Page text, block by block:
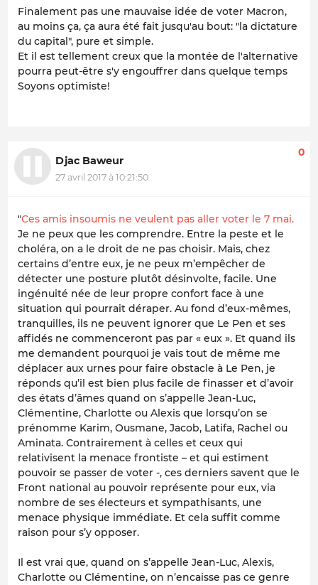
Finalement pas une mauvaise idée de voter Macron,
au moins ça, ça aura été fait jusqu'au bout: "la dictature
du capital", pure et simple.
Et il est tellement creux que la montée de l'alternative
pourra peut-être s'y engouffrer dans quelque temps
Soyons optimiste!
Djac Baweur
27 avril 2017 à 10:21:50
0
"Ces amis insoumis ne veulent pas aller voter le 7 mai.
Je ne peux que les comprendre. Entre la peste et le
choléra, on a le droit de ne pas choisir. Mais, chez
certains d’entre eux, je ne peux m’empêcher de
détecter une posture plutôt désinvolte, facile. Une
ingénuité née de leur propre confort face à une
situation qui pourrait déraper. Au fond d’eux-mêmes,
tranquilles, ils ne peuvent ignorer que Le Pen et ses
affidés ne commenceront pas par « eux ». Et quand ils
me demandent pourquoi je vais tout de même me
déplacer aux urnes pour faire obstacle à Le Pen, je
réponds qu’il est bien plus facile de finasser et d’avoir
des états d’âmes quand on s’appelle Jean-Luc,
Clémentine, Charlotte ou Alexis que lorsqu’on se
prénomme Karim, Ousmane, Jacob, Latifa, Rachel ou
Aminata. Contrairement à celles et ceux qui
relativisent la menace frontiste – et qui estiment
pouvoir se passer de voter -, ces derniers savent que le
Front national au pouvoir représente pour eux, via
nombre de ses électeurs et sympathisants, une
menace physique immédiate. Et cela suffit comme
raison pour s’y opposer.
Il est vrai que, quand on s’appelle Jean-Luc, Alexis,
Charlotte ou Clémentine, on n’encaisse pas ce genre